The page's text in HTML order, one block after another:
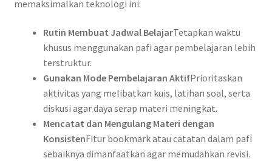
memaksimalkan teknologi ini:
Rutin Membuat Jadwal BelajarTetapkan waktu
khusus menggunakan pafi agar pembelajaran lebih
terstruktur.
Gunakan Mode Pembelajaran AktifPrioritaskan
aktivitas yang melibatkan kuis, latihan soal, serta
diskusi agar daya serap materi meningkat.
Mencatat dan Mengulang Materi dengan
KonsistenFitur bookmark atau catatan dalam pafi
sebaiknya dimanfaatkan agar memudahkan revisi.